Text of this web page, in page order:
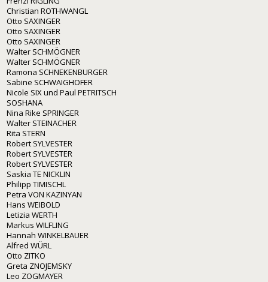
Christian ROTHWANGL
Otto SAXINGER
Otto SAXINGER
Otto SAXINGER
Walter SCHMÖGNER
Walter SCHMÖGNER
Ramona SCHNEKENBURGER
Sabine SCHWAIGHOFER
Nicole SIX und Paul PETRITSCH
SOSHANA
Nina Rike SPRINGER
Walter STEINACHER
Rita STERN
Robert SYLVESTER
Robert SYLVESTER
Robert SYLVESTER
Saskia TE NICKLIN
Philipp TIMISCHL
Petra VON KAZINYAN
Hans WEIBOLD
Letizia WERTH
Markus WILFLING
Hannah WINKELBAUER
Alfred WÜRL
Otto ZITKO
Greta ZNOJEMSKY
Leo ZOGMAYER